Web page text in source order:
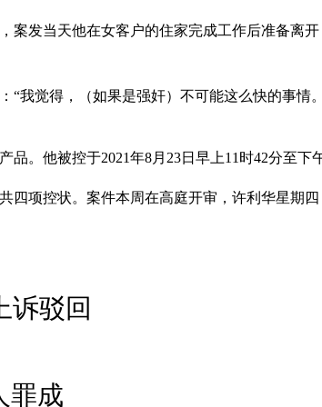
发当天他在女客户的住家完成工作后准备离
“我觉得，（如果是强奸）不可能这么快的事情
。他被控于2021年8月23日早上11时42分至下
项控状。案件本周在高庭开审，许利华星期四
诉驳回
罪成